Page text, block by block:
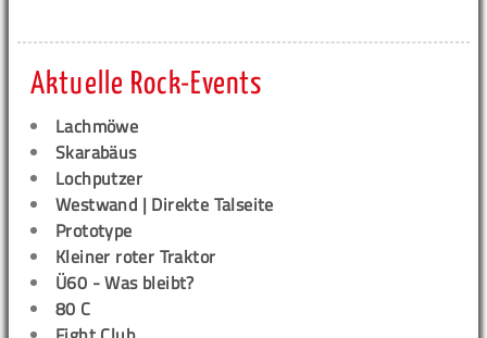
Aktuelle Rock-Events
Lachmöwe
Skarabäus
Lochputzer
Westwand | Direkte Talseite
Prototype
Kleiner roter Traktor
Ü60 - Was bleibt?
80 C